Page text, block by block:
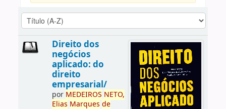
Direito dos
negócios
aplicado: do
direito
empresarial/
por MEDEIROS NETO,
Elias Marques de